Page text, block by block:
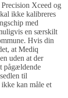
Xceed og
ikke kalibreres
med
en særskilt
Hvis din
at Mediq
uden at der
pågældende
til
kan måle et